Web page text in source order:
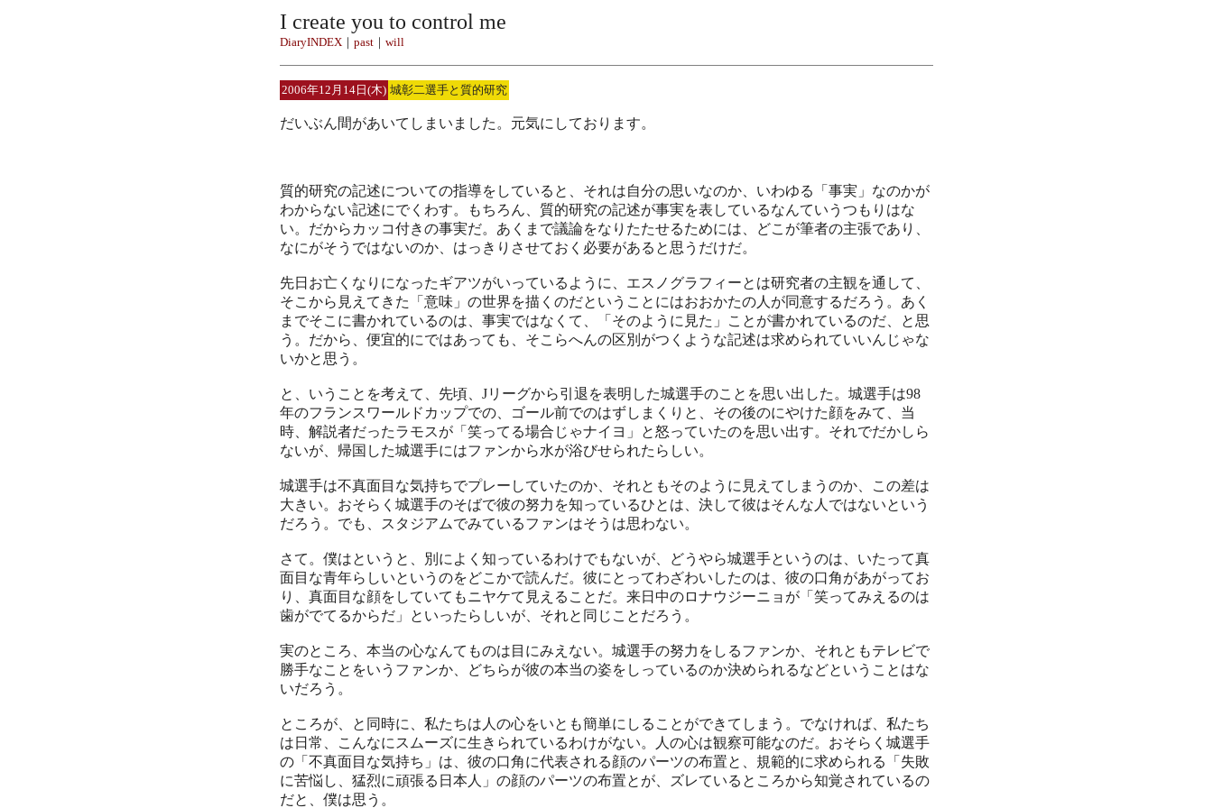
I create you to control me
DiaryINDEX ｜ past ｜ will
2006年12月14日(木) 城彰二選手と質的研究
だいぶん間があいてしまいました。元気にしております。
質的研究の記述についての指導をしていると、それは自分の思いなのか、いわゆる「事実」なのかが
わからない記述にでくわす。もちろん、質的研究の記述が事実を表しているなんていうつもりはな
い。だからカッコ付きの事実だ。あくまで議論をなりたたせるためには、どこが筆者の主張であり、
なにがそうではないのか、はっきりさせておく必要があると思うだけだ。
先日お亡くなりになったギアツがいっているように、エスノグラフィーとは研究者の主観を通して、
そこから見えてきた「意味」の世界を描くのだということにはおおかたの人が同意するだろう。あく
までそこに書かれているのは、事実ではなくて、「そのように見た」ことが書かれているのだ、と思
う。だから、便宜的にではあっても、そこらへんの区別がつくような記述は求められていいんじゃな
いかと思う。
と、いうことを考えて、先頃、Jリーグから引退を表明した城選手のことを思い出した。城選手は98
年のフランスワールドカップでの、ゴール前でのはずしまくりと、その後のにやけた顔をみて、当
時、解説者だったラモスが「笑ってる場合じゃナイヨ」と怒っていたのを思い出す。それでだかしら
ないが、帰国した城選手にはファンから水が浴びせられたらしい。
城選手は不真面目な気持ちでプレーしていたのか、それともそのように見えてしまうのか、この差は
大きい。おそらく城選手のそばで彼の努力を知っているひとは、決して彼はそんな人ではないという
だろう。でも、スタジアムでみているファンはそうは思わない。
さて。僕はというと、別によく知っているわけでもないが、どうやら城選手というのは、いたって真
面目な青年らしいというのをどこかで読んだ。彼にとってわざわいしたのは、彼の口角があがってお
り、真面目な顔をしていてもニヤケて見えることだ。来日中のロナウジーニョが「笑ってみえるのは
歯がでてるからだ」といったらしいが、それと同じことだろう。
実のところ、本当の心なんてものは目にみえない。城選手の努力をしるファンか、それともテレビで
勝手なことをいうファンか、どちらが彼の本当の姿をしっているのか決められるなどということはな
いだろう。
ところが、と同時に、私たちは人の心をいとも簡単にしることができてしまう。でなければ、私たち
は日常、こんなにスムーズに生きられているわけがない。人の心は観察可能なのだ。おそらく城選手
の「不真面目な気持ち」は、彼の口角に代表される顔のパーツの布置と、規範的に求められる「失敗
に苦悩し、猛烈に頑張る日本人」の顔のパーツの布置とが、ズレているところから知覚されているの
だと、僕は思う。